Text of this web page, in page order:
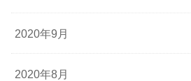
2020年9月
2020年8月